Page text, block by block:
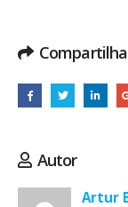
Autor
Artur